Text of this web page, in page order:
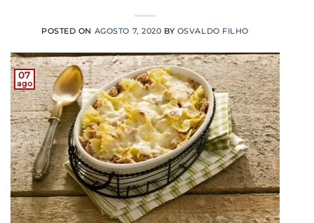
POSTED ON AGOSTO 7, 2020 BY OSVALDO FILHO
07
ago